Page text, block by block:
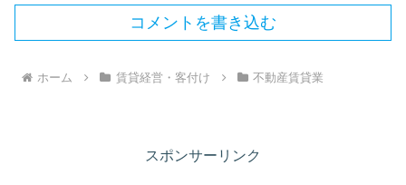
コメントを書き込む
ホーム 賃貸経営・客付け 不動産賃貸業
スポンサーリンク